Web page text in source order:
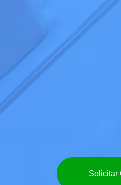
Solicitar